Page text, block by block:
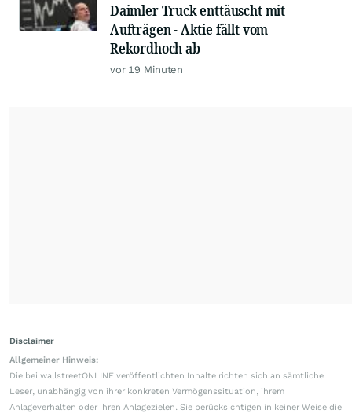
Daimler Truck enttäuscht mit
Aufträgen - Aktie fällt vom
Rekordhoch ab
vor 19 Minuten
Disclaimer
Allgemeiner Hinweis:
Die bei wallstreetONLINE veröffentlichten Inhalte richten sich an sämtliche
Leser, unabhängig von ihrer konkreten Vermögenssituation, ihrem
Anlageverhalten oder ihren Anlagezielen. Sie berücksichtigen in keiner Weise die